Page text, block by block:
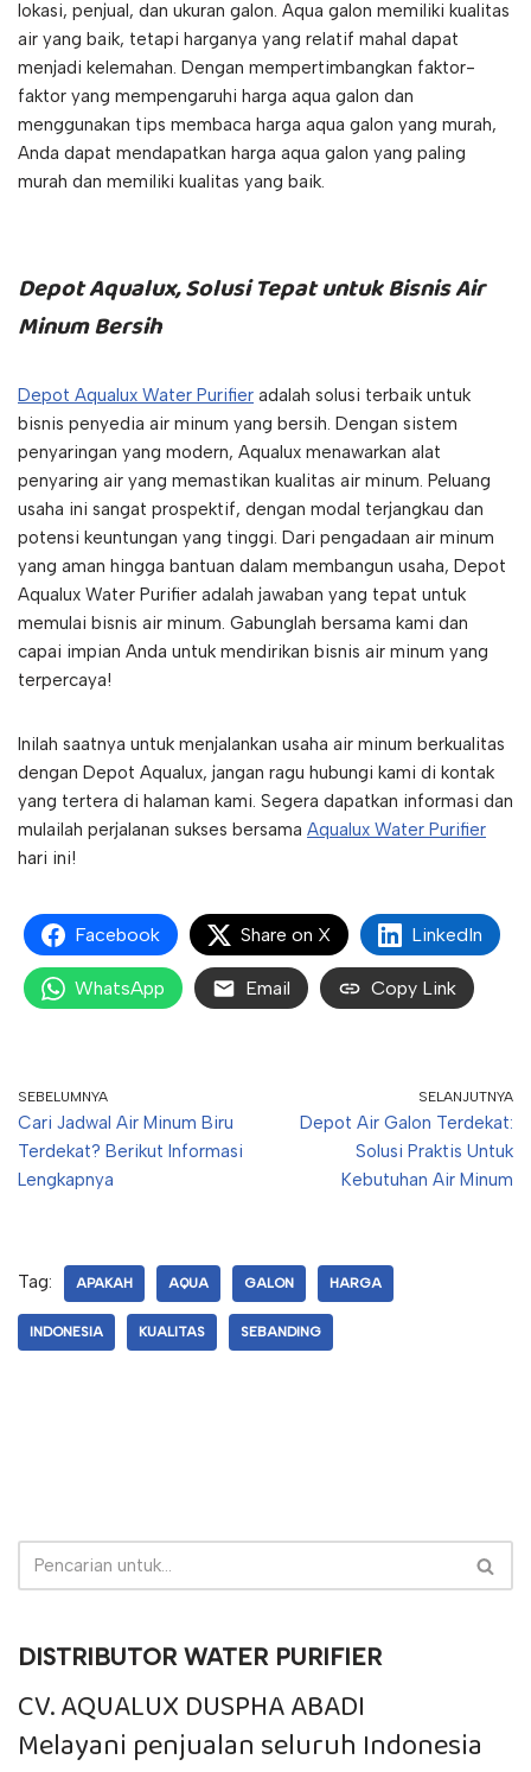
lokasi, penjual, dan ukuran galon. Aqua galon memiliki kualitas
air yang baik, tetapi harganya yang relatif mahal dapat
menjadi kelemahan. Dengan mempertimbangkan faktor-
faktor yang mempengaruhi harga aqua galon dan
menggunakan tips membaca harga aqua galon yang murah,
Anda dapat mendapatkan harga aqua galon yang paling
murah dan memiliki kualitas yang baik.
Depot Aqualux, Solusi Tepat untuk Bisnis Air
Minum Bersih
Depot Aqualux Water Purifier adalah solusi terbaik untuk
bisnis penyedia air minum yang bersih. Dengan sistem
penyaringan yang modern, Aqualux menawarkan alat
penyaring air yang memastikan kualitas air minum. Peluang
usaha ini sangat prospektif, dengan modal terjangkau dan
potensi keuntungan yang tinggi. Dari pengadaan air minum
yang aman hingga bantuan dalam membangun usaha, Depot
Aqualux Water Purifier adalah jawaban yang tepat untuk
memulai bisnis air minum. Gabunglah bersama kami dan
capai impian Anda untuk mendirikan bisnis air minum yang
terpercaya!
Inilah saatnya untuk menjalankan usaha air minum berkualitas
dengan Depot Aqualux, jangan ragu hubungi kami di kontak
yang tertera di halaman kami. Segera dapatkan informasi dan
mulailah perjalanan sukses bersama Aqualux Water Purifier
hari ini!
Facebook Share on X LinkedIn
WhatsApp Email Copy Link
SEBELUMNYA
Cari Jadwal Air Minum Biru
Terdekat? Berikut Informasi
Lengkapnya
SELANJUTNYA
Depot Air Galon Terdekat:
Solusi Praktis Untuk
Kebutuhan Air Minum
Tag: APAKAH AQUA GALON HARGA
INDONESIA KUALITAS SEBANDING
DISTRIBUTOR WATER PURIFIER
CV. AQUALUX DUSPHA ABADI
Melayani penjualan seluruh Indonesia